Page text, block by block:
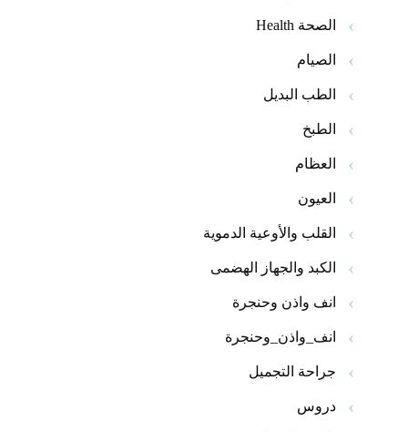
الصحة Health
الصيام
الطب البديل
الطبخ
العظام
العيون
القلب والأوعية الدموية
الكبد والجهاز الهضمى
انف واذن وحنجرة
انف_واذن_وحنجرة
جراحة التجميل
دروس